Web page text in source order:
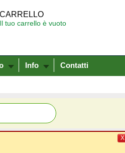
CARRELLO
Il tuo carrello è vuoto
Info Contatti
X